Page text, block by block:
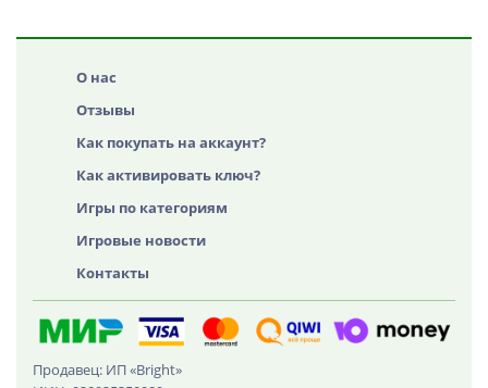
О нас
Отзывы
Как покупать на аккаунт?
Как активировать ключ?
Игры по категориям
Игровые новости
Контакты
Продавец: ИП «Bright»